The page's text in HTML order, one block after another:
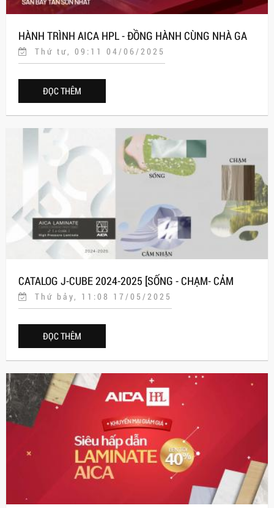
HÀNH TRÌNH AICA HPL - ĐỒNG HÀNH CÙNG NHÀ GA
T3
Thứ tư, 09:11 04/06/2025
ĐỌC THÊM
CATALOG J-CUBE 2024-2025 [SỐNG - CHẠM- CẢM
NHẬN]Thứ bảy, 11:08 17/05/2025
ĐỌC THÊM